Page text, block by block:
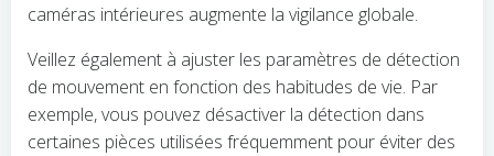
caméras intérieures augmente la vigilance globale.
Veillez également à ajuster les paramètres de détection
de mouvement en fonction des habitudes de vie. Par
exemple, vous pouvez désactiver la détection dans
certaines pièces utilisées fréquemment pour éviter des